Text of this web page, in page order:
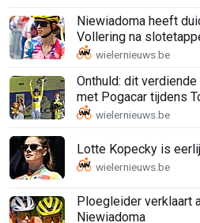
Niewiadoma heeft
Vollering na
Onthuld: dit
met Pogacar tijdens
Lotte Kopecky is
Ploegleider verklaart
Niewiadoma